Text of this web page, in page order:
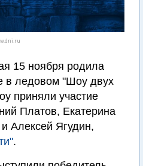
15 ноября родила
в ледовом "Шоу двух
приняли участие
Платов, Екатерина
Алексей Ягудин,
.